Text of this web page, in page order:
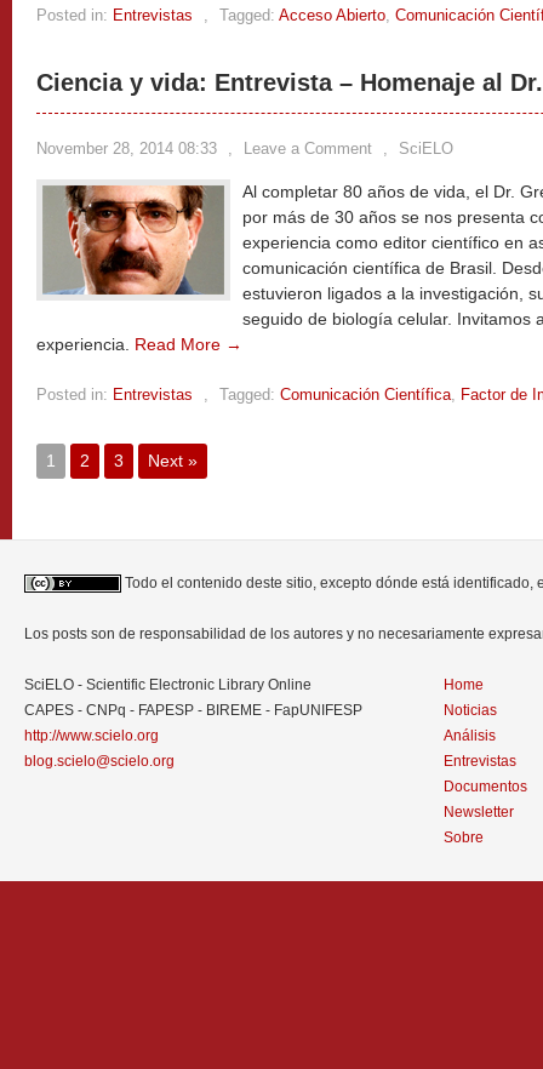
Posted in: Entrevistas , Tagged: Acceso Abierto, Comunicación
Ciencia y vida: Entrevista – Homenaje al
November 28, 2014 08:33 , Leave a Comment , SciELO
Al completar 80 años de vida, el Dr.
por más de 30 años se nos presenta
experiencia como editor científico en
comunicación científica de Brasil.
estuvieron ligados a la investigación,
seguido de biología celular. Invitamos
experiencia. Read More →
Posted in: Entrevistas , Tagged: Comunicación Científica, Factor de
1 2 3 Next »
Todo el contenido deste sitio, excepto dónde está identificado,
Los posts son de responsabilidad de los autores y no necesariamente
SciELO - Scientific Electronic Library Online
CAPES - CNPq - FAPESP - BIREME - FapUNIFESP
http://www.scielo.org
blog.scielo@scielo.org
Home
Noticias
Análisis
Entrevistas
Documentos
Newsletter
Sobre